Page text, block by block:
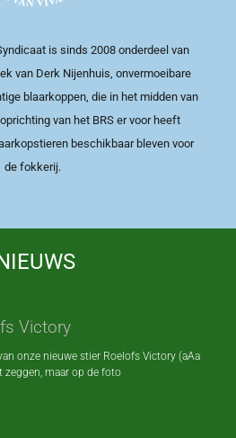
is sinds 2008 onderdeel van
van Derk Nijenhuis, onvermoeibare
blaarkoppen, die in het midden van
van het BRS er voor heeft
beschikbaar bleven voor
de fokkerij.
Victory
onze nieuwe stier Roelofs Victory (aAa
zeggen, maar op de foto